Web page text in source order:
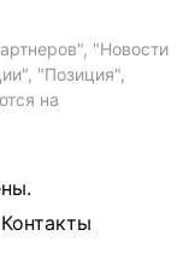
"Новости
"Позиция",
на
Контакты